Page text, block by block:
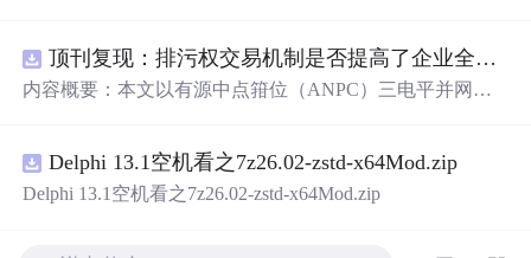
arning算法在线动态优化PID控制器的比例、积分和微分参
数，从而实现对系统误差、响应速度、超调量等性能指标
的综合优化。通过Matlab仿真实验验证了该复合控制策略
著优势，充分展示了强化学习在智能水下装备自主控制领
域的可行性和应用潜力。; 适合人群：具备自动控制理论基
础、强化学习基础知识及Matlab编程能力的研究生、科研
人员。; 使用场景及目标：①用于水下机器人、无人潜航器
行效果图、README、运行说明、功能清单、MIT License
及原创授权声明。Node.js 18+ 可直接运行，零第三方运行
顶刊复现：排污权交易机制是否提高了企业全要素生产率 -来自中国上市公司的证据（论文+数据）
内容概要：本文以有源中点箝位（ANPC）三电平并网逆
的一体化高性能并网控制策略。通过深入分析ANPC三电
平拓扑在开关损耗均衡、中点电位可控性及输出谐波低等
Delphi 13.1空机看之7z26.02-zstd-x64Mod.zip
Delphi 13.1空机看之7z26.02-zstd-x64Mod.zip